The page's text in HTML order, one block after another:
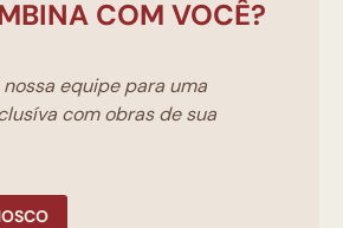
COM VOCÊ?
equipe para uma
com obras de sua